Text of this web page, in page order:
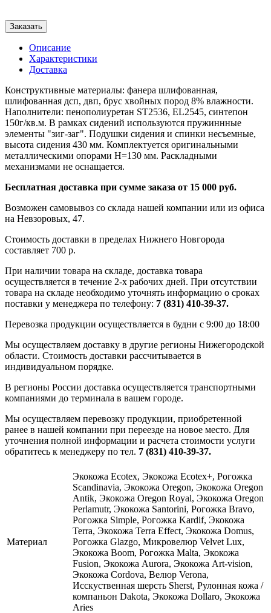
Заказать
Описание
Характеристики
Доставка
Конструктивные материалы: фанера шлифованная,
шлифованная дсп, двп, брус хвойных пород 8% влажности.
Наполнители: пенополиуретан ST2536, EL2545, синтепон
150г/кв.м. В рамках сидений используются пружиннные
элементы "зиг-заг". Подушки сидения и спинки несъемные,
высота сидения 430 мм. Комплектуется оригинальными
металлическими опорами Н=130 мм. Раскладными
механизмами не оснащается.
Бесплатная доставка при сумме заказа от 15 000 руб.
Возможен самовывоз со склада нашей компании или из офиса
на Невзоровых, 47.
Стоимость доставки в пределах Нижнего Новгорода
составляет 700 р.
При наличии товара на складе, доставка товара
осуществляется в течение 2-х рабочих дней. При отсутствии
товара на складе необходимо уточнять информацию о сроках
поставки у менеджера по телефону: 7 (831) 410-39-37.
Перевозка продукции осуществляется в будни с 9:00 до 18:00
Мы осуществляем доставку в другие регионы Нижегородской
области. Стоимость доставки рассчитывается в
индивидуальном порядке.
В регионы России доставка осуществляется транспортными
компаниями до терминала в вашем городе.
Мы осуществляем перевозку продукции, приобретенной
ранее в нашей компании при переезде на новое место. Для
уточнения полной информации и расчета стоимости услуги
обратитесь к менеджеру по тел. 7 (831) 410-39-37.
Материал
Экокожа Ecotex, Экокожа Ecotex+, Рогожка
Scandinavia, Экокожа Oregon, Экокожа Oregon
Antik, Экокожа Oregon Royal, Экокожа Oregon
Perlamutr, Экокожа Santorini, Рогожка Bravo,
Рогожка Simple, Рогожка Kardif, Экокожа
Terra, Экокожа Terra Effect, Экокожа Domus,
Рогожка Glazgo, Микровелюр Velvet Lux,
Экокожа Boom, Рогожка Malta, Экокожа
Fusion, Экокожа Aurora, Экокожа Art-vision,
Экокожа Cordova, Велюр Verona,
Исскуственная шерсть Sherst, Рулонная кожа /
компаньон Dakota, Экокожа Dollaro, Экокожа
Aries